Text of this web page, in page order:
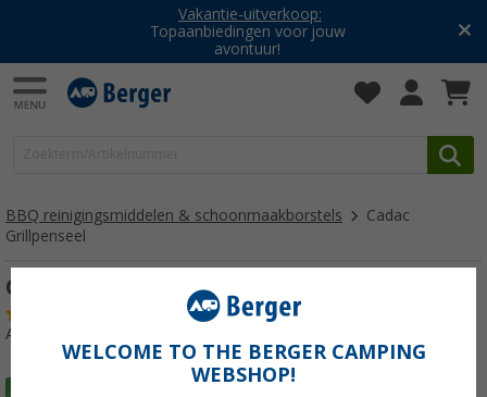
Vakantie-uitverkoop:
Topaanbiedingen voor jouw
avontuur!
BBQ reinigingsmiddelen & schoonmaakborstels
Cadac
Grillpenseel
Cadac Grillpenseel
Artikelnr: 515520
WELCOME TO THE BERGER CAMPING
WEBSHOP!